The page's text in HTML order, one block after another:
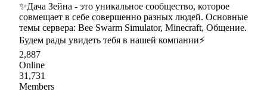
✨Дача Зейна - это уникальное сообщество, которое
совмещает в себе совершенно разных людей. Основные
темы сервера: Bee Swarm Simulator, Minecraft, Общение.
Будем рады увидеть тебя в нашей компании⚡
2,887
Online
31,731
Members